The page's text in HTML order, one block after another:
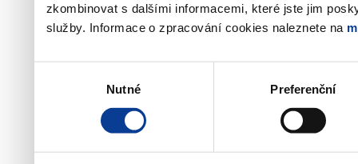
zkombinovat s dalšími informacemi, které jste jim
služby. Informace o zpracování cookies naleznete na
Nutné Preferenční